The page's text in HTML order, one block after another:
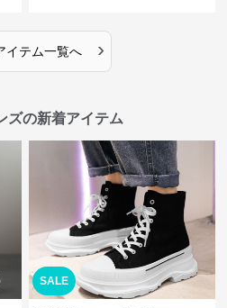
イテム一覧へ ›
ズの新着アイテム
SALE